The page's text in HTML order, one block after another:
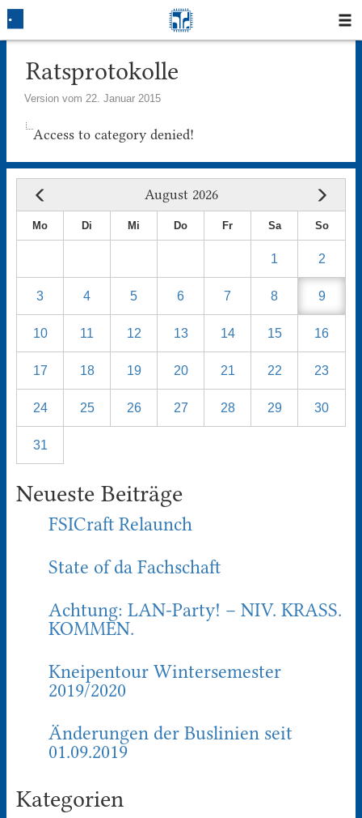
Startseite
Fotos
Login
Klausuren
Protokolle
Ratsprotokolle
Version vom 22. Januar 2015
Access to category denied!
August 2026
Mo Di Mi Do Fr Sa So
1 2
3 4 5 6 7 8 9
10 11 12 13 14 15 16
17 18 19 20 21 22 23
24 25 26 27 28 29 30
31
Neueste Beiträge
FSICraft Relaunch
State of da Fachschaft
Achtung: LAN-Party! – NIV. KRASS.
KOMMEN.
Kneipentour Wintersemester
2019/2020
Änderungen der Buslinien seit
01.09.2019
Kategorien